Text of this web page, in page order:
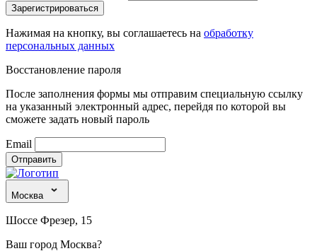
Зарегистрироваться
Нажимая на кнопку, вы соглашаетесь на обработку
персональных данных
Восстановление пароля
После заполнения формы мы отправим специальную ссылку
на указанный электронный адрес, перейдя по которой вы
сможете задать новый пароль
Email
Отправить
Москва
Шоссе Фрезер, 15
Ваш город Москва?